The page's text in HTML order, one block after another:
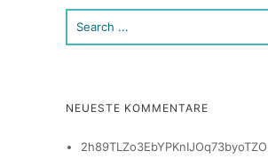
NEUESTE KOMMENTARE
2h89TLZo3EbYPKnIJOq73byoTZO